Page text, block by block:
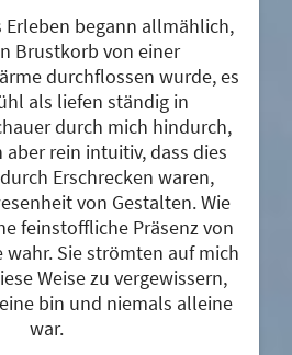
Erleben begann allmählich,
Brustkorb von einer
durchflossen wurde, es
als liefen ständig in
durch mich hindurch,
rein intuitiv, dass dies
Erschrecken waren,
von Gestalten. Wie
feinstoffliche Präsenz von
wahr. Sie strömten auf mich
Weise zu vergewissern,
bin und niemals alleine
war.